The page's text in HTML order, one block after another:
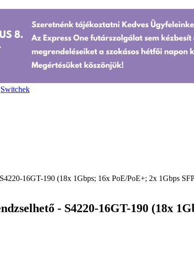
Switchek
16GT-190 (18x 1Gbps; 16x PoE/PoE+; 2x 1Gbps
- S4220-16GT-190 (18x